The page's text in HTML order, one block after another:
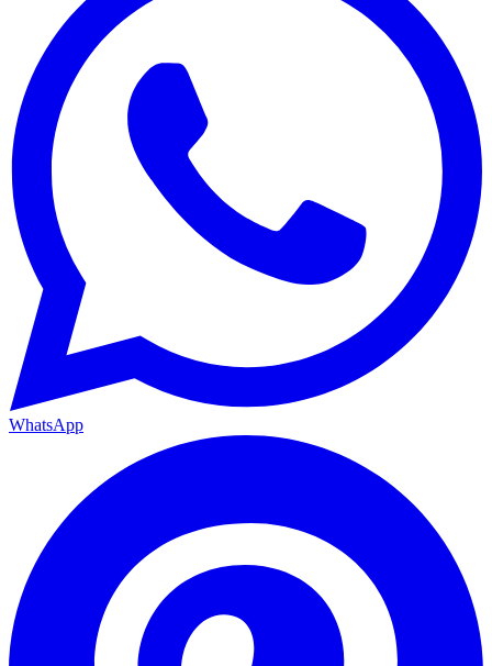
WhatsApp